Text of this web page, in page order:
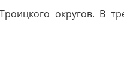
округов. В